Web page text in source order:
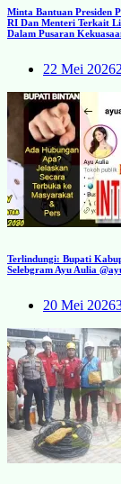
Minta Bantuan Presiden
RI Dan Menteri Terkait
Dalam Pusaran
22 Mei 2026
Terlindungi: Bupati
Selebgram Ayu Aulia
20 Mei 2026